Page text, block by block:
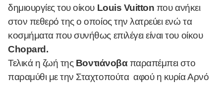
δημιουργίες του οίκου Louis Vuitton που ανήκει
στον πεθερό της ο οποίος την λατρεύει ενώ τα
κοσμήματα που συνήθως επιλέγει είναι του οίκου
Chopard.
Τελικά η ζωή της Βοντιάνοβαπαραπέμπει στο
παραμύθι με την Σταχτοπούτα αφού η κυρία Αρνό